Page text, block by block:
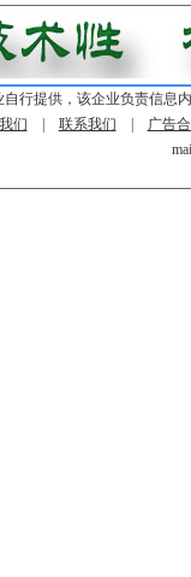
行提供，该企业负责信息
们
联系我们
广告